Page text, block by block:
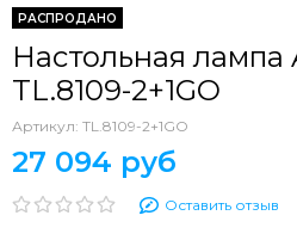
РАСПРОДАНО
Настольная лампа
TL.8109-2+1GO
Артикул: TL.8109-2+1GO
27 094 руб
Оставить отзыв